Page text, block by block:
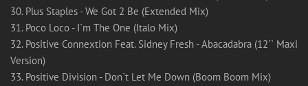
30. Plus Staples - We Got 2 Be (Extended Mix)
31. Poco Loco - I`m The One (Italo Mix)
32. Positive Connextion Feat. Sidney Fresh - Abacadabra (12`` Maxi
Version)
33. Positive Division - Don`t Let Me Down (Boom Boom Mix)